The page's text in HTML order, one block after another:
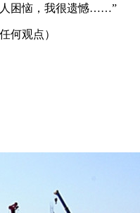
人困恼，我很遗憾……”
何观点）